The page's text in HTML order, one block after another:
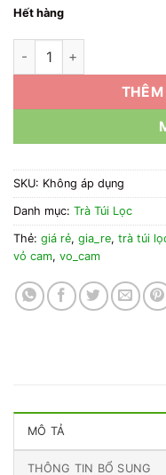
Hết hàng
1kg Trà Túi Lọc Vỏ Cam
SKU: Không áp dụng
Danh mục: Trà Túi Lọc
Thẻ: giá rẻ, gia_re, trà túi
vỏ cam, vo_cam
MÔ TẢ
THÔNG TIN BỔ SUNG